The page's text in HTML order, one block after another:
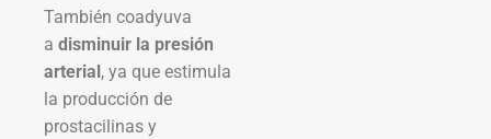
También coadyuva
a disminuir la presión
arterial, ya que estimula
la producción de
prostacilinas y